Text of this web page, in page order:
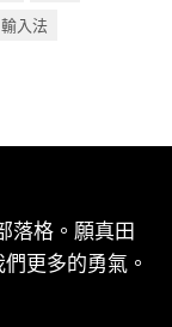
輸入法
落格。願真田
更多的勇氣。